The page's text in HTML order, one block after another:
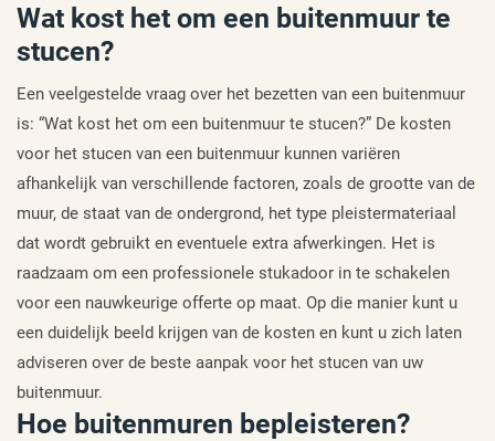
Wat kost het om een buitenmuur te
stucen?
Een veelgestelde vraag over het bezetten van een buitenmuur
is: “Wat kost het om een buitenmuur te stucen?” De kosten
voor het stucen van een buitenmuur kunnen variëren
afhankelijk van verschillende factoren, zoals de grootte van de
muur, de staat van de ondergrond, het type pleistermateriaal
dat wordt gebruikt en eventuele extra afwerkingen. Het is
raadzaam om een professionele stukadoor in te schakelen
voor een nauwkeurige offerte op maat. Op die manier kunt u
een duidelijk beeld krijgen van de kosten en kunt u zich laten
adviseren over de beste aanpak voor het stucen van uw
buitenmuur.
Hoe buitenmuren bepleisteren?